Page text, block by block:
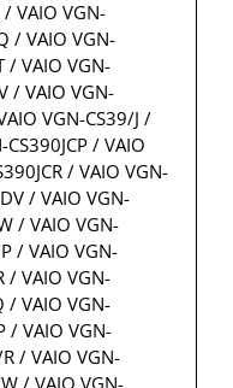
/ VAIO VGN-
/ VAIO VGN-
/ VAIO VGN-
/ VAIO VGN-
VGN-CS39/J /
/ VAIO
/ VAIO VGN-
/ VAIO VGN-
/ VAIO VGN-
/ VAIO VGN-
/ VAIO VGN-
/ VAIO VGN-
/ VAIO VGN-
/ VAIO VGN-
/ VAIO VGN-